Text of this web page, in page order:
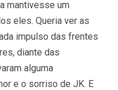
mantivesse um
eles. Queria ver as
impulso das frentes
diante das
alguma
e o sorriso de JK. E